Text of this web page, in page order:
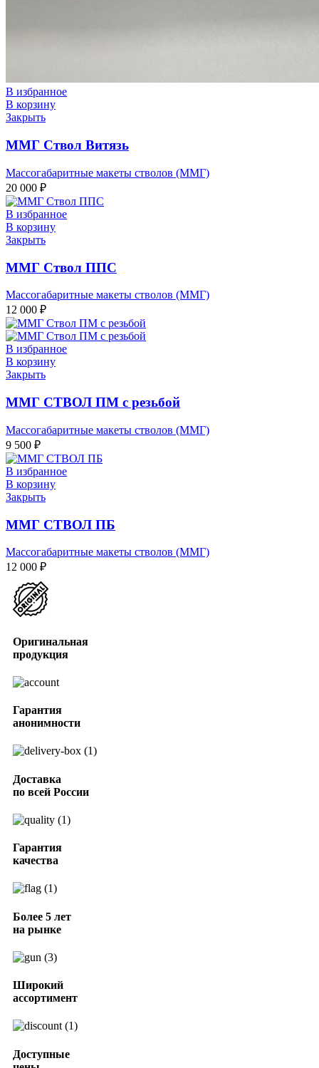
В избранное
В корзину
Закрыть
ММГ Ствол Витязь
Массогабаритные макеты стволов (ММГ)
20 000 ₽
В избранное
В корзину
Закрыть
ММГ Ствол ППС
Массогабаритные макеты стволов (ММГ)
12 000 ₽
В избранное
В корзину
Закрыть
ММГ СТВОЛ ПМ с резьбой
Массогабаритные макеты стволов (ММГ)
9 500 ₽
В избранное
В корзину
Закрыть
ММГ СТВОЛ ПБ
Массогабаритные макеты стволов (ММГ)
12 000 ₽
Оригинальная
продукция
Гарантия
анонимности
Доставка
по всей России
Гарантия
качества
Более 5 лет
на рынке
Широкий
ассортимент
Доступные